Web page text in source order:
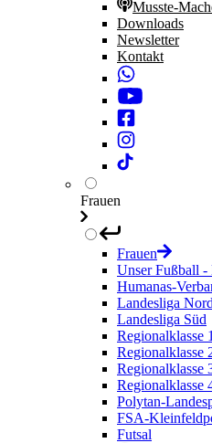
Musste-
Downloads
Newsletter
Kontakt
Frauen
Frauen
Unser Fußball -
Humanas-
Landesliga Nord
Landesliga Süd
Regionalklasse 1
Regionalklasse
Regionalklasse
Regionalklasse
Polytan-
FSA-
Futsal